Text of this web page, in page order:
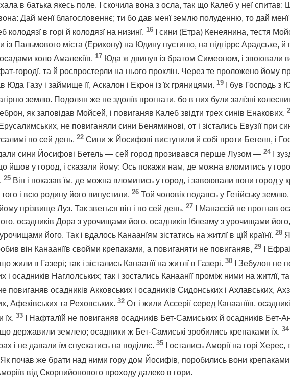
в батька якесь поле. І скочила вона з осла, так що Калеб у неї спитав:
Дай менї благословеннє; ти бо дав менї землю полуденню, то дай менї й
колодязї в горі й колодязї на низинї. 16
І сини (Етра) Кенеянина, тестя
із Пальмового міста (Ерихону) на Юдину пустиню, на підгіррє Арадське,
коло Амалекіїв. 17 Юда ж двинув із братом Симеоном, і звоювали
городї, та й роспростерли на нього проклін. Через те проложено йому
Юда Газу і займище її, Аскалон і Екрон із їх гряницями. 19
І був Господь з
землю. Подолян же не здолїв прогнати, бо в них були залїзні
як заповідав Мойсей, і повиганяв Калеб звідти трех синів Енакових.
не повиганяли сини Беняминові, от і зістались Евузії при
по сей день. 22 Сини ж Йосифові виступили й собі проти Бетеля, і
сини Йосифові Бетель — сей город прозивався перше Лузом — 24
І
йшов у город, і сказали йому: Ось покажи нам, де можна вломитись у
25 Він і показав їм, де можна вломитись у город, і завоювали вони город у
і всю родину його випустили. 26 Той чоловік подавсь у Гетійську
прізвище Луз. Так зветься він і по сей день. 27
І Манассій не прогнав
осадників Дора з урочищами його, осадників Іблеаму з урочищами
його. Так і вдалось Канаанїям зістатись на житлї в цїй країнї. 28
він Канаанїїв свойми крепаками, а повиганяти не повиганяв, 29
І
жили в Газері; так і зістались Канаанїї на житлї в Газері. 30
І Зебулон не
і осадників Наглолських; так і зостались Канаанїї проміж ними на житлї,
повиганяв осадників Акковських і осадників Сидонських і Ахлавських,
Афеківських та Реховських. 32 От і жили Ассерії серед Канаанїїв,
їх. 33
І Нафталїй не повиганяв осадників Бет-Самиських й осадників Бет-
що державили землею; осадники ж Бет-Самиські зробились крепаками їх. 34
і не давали їм спускатись на поділлє. 35
І остались Аморії на горі
почав же брати над ними гору дом Йосифів, поробились вони
від Скорпийонового проходу далеко в гори.